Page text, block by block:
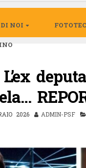
NOI
L’ex
2026 ADMIN-PSF